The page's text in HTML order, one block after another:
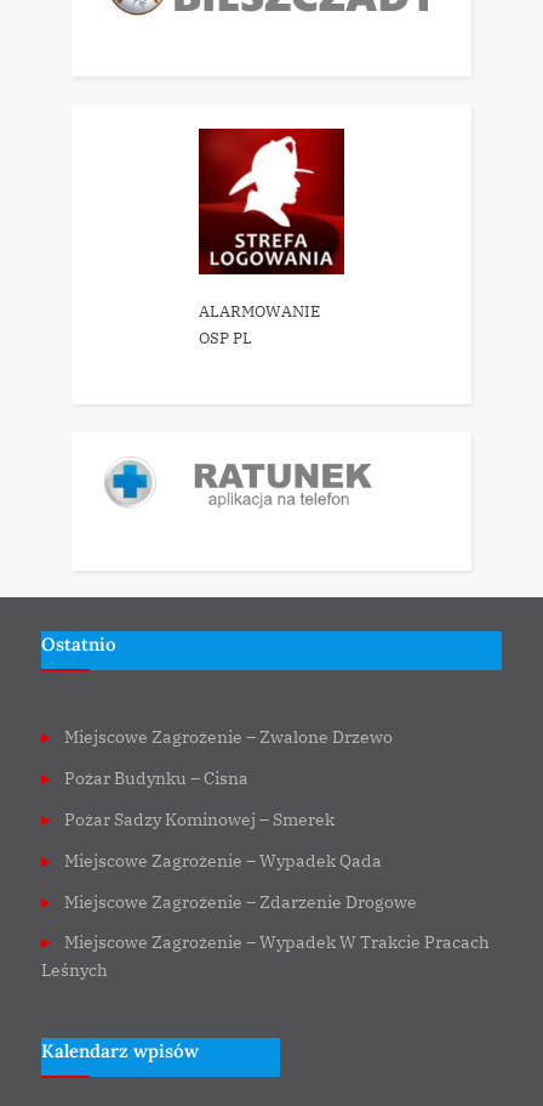
ALARMOWANIE
OSP PL
Ostatnio
Miejscowe Zagrożenie – Zwalone Drzewo
Pożar Budynku – Cisna
Pożar Sadzy Kominowej – Smerek
Miejscowe Zagrożenie – Wypadek Qada
Miejscowe Zagrożenie – Zdarzenie Drogowe
Miejscowe Zagrożenie – Wypadek W Trakcie Pracach
Leśnych
Kalendarz wpisów